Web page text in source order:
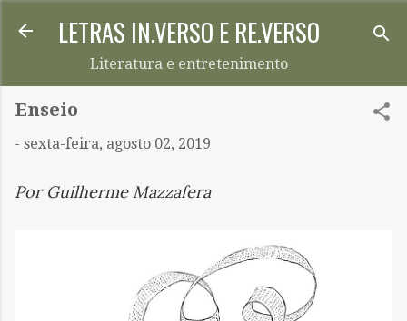
Pular para o conteúdo principal
LETRAS IN.VERSO E RE.VERSO
Literatura e entretenimento
Enseio
- sexta-feira, agosto 02, 2019
Por Guilherme Mazzafera